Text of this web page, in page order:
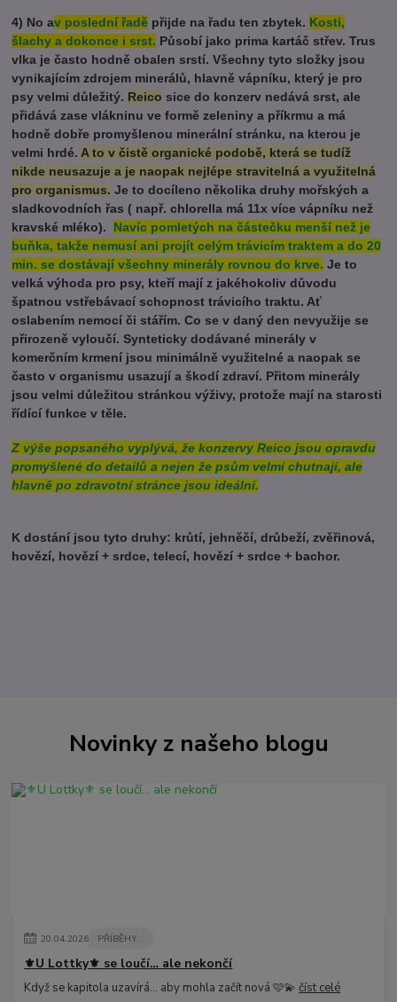
4) No av poslední řadě přijde na řadu ten zbytek. Kosti,
šlachy a dokonce i srst. Působí jako prima kartáč střev. Trus
vlka je často hodně obalen srstí. Všechny tyto složky jsou
vynikajícím zdrojem minerálů, hlavně vápníku, který je pro
psy velmi důležitý. Reico sice do konzerv nedává srst, ale
přidává zase vlákninu ve formě zeleniny a příkrmu a má
hodně dobře promyšlenou minerální stránku, na kterou je
velmi hrdé.A to v čistě organické podobě, která se tudíž
nikde neusazuje a je naopak nejlépe stravitelná a využitelná
pro organismus. Je to docíleno několika druhy mořských a
sladkovodních řas ( např. chlorella má 11x více vápníku než
kravské mléko). Navíc pomletých na částečku menší než je
buňka, takže nemusí ani projít celým trávicím traktem a do 20
min. se dostávají všechny minerály rovnou do krve. Je to
velká výhoda pro psy, kteří mají z jakéhokoliv důvodu
špatnou vstřebávací schopnost trávicího traktu. Ať
oslabením nemocí či stářím. Co se v daný den nevyužije se
přirozeně vyloučí. Synteticky dodávané minerály v
komerčním krmení jsou minimálně využitelné a naopak se
často v organismu usazují a škodí zdraví. Přitom minerály
jsou velmi důležitou stránkou výživy, protože mají na starosti
řídící funkce v těle.
Z výše popsaného vyplývá, že konzervy Reico jsou opravdu
promyšlené do detailů a nejen že psům velmi chutnají, ale
hlavně po zdravotní stránce jsou ideální.
K dostání jsou tyto druhy: krůtí, jehněčí, drůbeží, zvěřinová,
hovězí, hovězí + srdce, telecí, hovězí + srdce + bachor.
Novinky z našeho blogu
20.04.2026 PŘÍBĚHY...
⚜️U Lottky⚜️ se loučí… ale nekončí
Když se kapitola uzavírá… aby mohla začít nová 🩷💫číst celé